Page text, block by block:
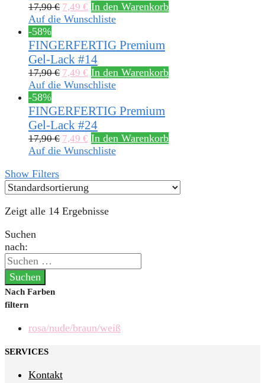
17,90€ 7,49 € In den Warenkorb
Auf die Wunschliste
-58%
FINGERFERTIG Premium
Gel-Lack #14
17,90€ 7,49 € In den Warenkorb
Auf die Wunschliste
-58%
FINGERFERTIG Premium
Gel-Lack #24
17,90€ 7,49 € In den Warenkorb
Auf die Wunschliste
Show Filters
Zeigt alle 14 Ergebnisse
Suchen
nach:
Nach Farben
filtern
rosa/nude/braun/weiß
SERVICES
Kontakt